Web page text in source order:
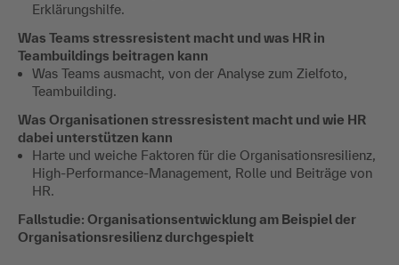
Erklärungshilfe.
Was Teams stressresistent macht und was HR in
Teambuildings beitragen kann
Was Teams ausmacht, von der Analyse zum Zielfoto,
Teambuilding.
Was Organisationen stressresistent macht und wie HR
dabei unterstützen kann
Harte und weiche Faktoren für die Organisationsresilienz,
High-Performance-Management, Rolle und Beiträge von
HR.
Fallstudie: Organisationsentwicklung am Beispiel der
Organisationsresilienz durchgespielt